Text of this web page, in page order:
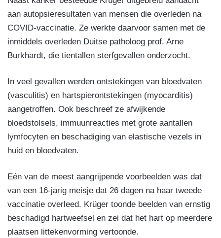
aan autopsieresultaten van mensen die overleden na
COVID-vaccinatie. Ze werkte daarvoor samen met de
inmiddels overleden Duitse patholoog prof. Arne
Burkhardt, die tientallen sterfgevallen onderzocht.
In veel gevallen werden ontstekingen van bloedvaten
(vasculitis) en hartspierontstekingen (myocarditis)
aangetroffen. Ook beschreef ze afwijkende
bloedstolsels, immuunreacties met grote aantallen
lymfocyten en beschadiging van elastische vezels in
huid en bloedvaten.
Eén van de meest aangrijpende voorbeelden was dat
van een 16-jarig meisje dat 26 dagen na haar tweede
vaccinatie overleed. Krüger toonde beelden van ernstig
beschadigd hartweefsel en zei dat het hart op meerdere
plaatsen littekenvorming vertoonde.